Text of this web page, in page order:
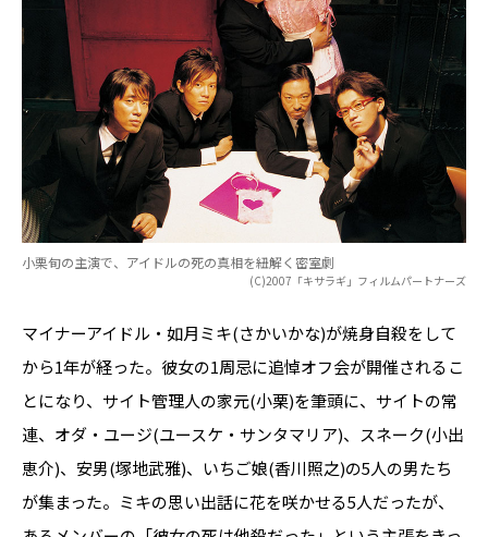
小栗旬の主演で、アイドルの死の真相を紐解く密室劇
(C)2007「キサラギ」フィルムパートナーズ
マイナーアイドル・如月ミキ(さかいかな)が焼身自殺をして
から1年が経った。彼女の1周忌に追悼オフ会が開催されるこ
とになり、サイト管理人の家元(小栗)を筆頭に、サイトの常
連、オダ・ユージ(ユースケ・サンタマリア)、スネーク(小出
恵介)、安男(塚地武雅)、いちご娘(香川照之)の5人の男たち
が集まった。ミキの思い出話に花を咲かせる5人だったが、